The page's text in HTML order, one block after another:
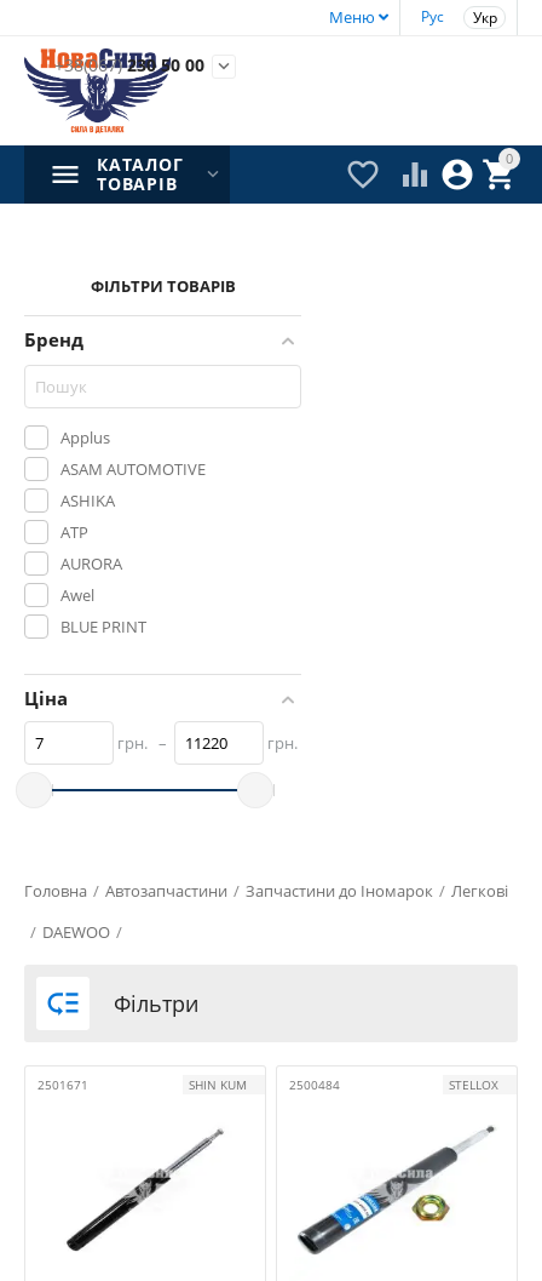
Рус Укр
Меню
+38(067)230 50 00 
0


 
КАТАЛОГ
ТОВАРІВ
ФІЛЬТРИ ТОВАРІВ
Бренд
Applus
ASAM AUTOMOTIVE
ASHIKA
ATP
AURORA
Awel
BLUE PRINT
COMPLEX
CORTECO
DELPHI
EuroEx
FEBEST
GENUINE
GM
GR
Ціна
грн. – грн.
Головна / Автозапчастини / Запчастини до Іномарок / Легкові
/ DAEWOO /
 Фільтри
2501671 SHIN KUM 2500484 STELLOX